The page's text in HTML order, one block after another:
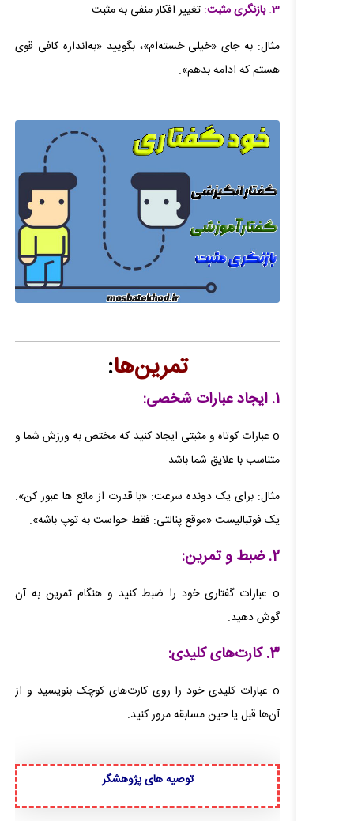
3. بازنگری مثبت:
تغییر افکار منفی به مثبت.
مثال: به جای «خیلی خسته‌ام»، بگویید «به‌اندازه کافی قوی
هستم که ادامه بدهم».
تمرین‌ها:
1. ایجاد عبارات شخصی:
o عبارات کوتاه و مثبتی ایجاد کنید که مختص به ورزش شما و
متناسب با علایق شما باشد.
مثال: برای یک دونده سرعت: «با قدرت از مانع ها عبور کن».
یک فوتبالیست «موقع پنالتی: فقط حواست به توپ باشه».
2. ضبط و تمرین:
o عبارات گفتاری خود را ضبط کنید و هنگام تمرین به آن
گوش دهید.
3. کارت‌های کلیدی:
o عبارات کلیدی خود را روی کارت‌های کوچک بنویسید و از
آن‌ها قبل یا حین مسابقه مرور کنید.
توصیه های پژوهشگر